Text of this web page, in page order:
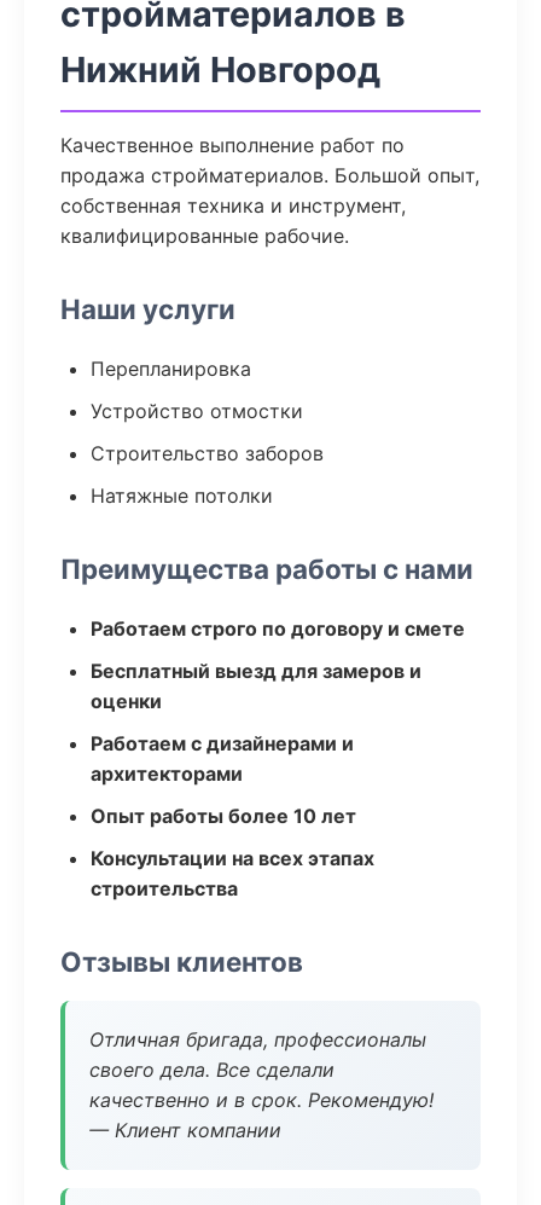
стройматериалов в
Нижний Новгород
Качественное выполнение работ по
продажа стройматериалов. Большой опыт,
собственная техника и инструмент,
квалифицированные рабочие.
Наши услуги
Перепланировка
Устройство отмостки
Строительство заборов
Натяжные потолки
Преимущества работы с нами
Работаем строго по договору и смете
Бесплатный выезд для замеров и
оценки
Работаем с дизайнерами и
архитекторами
Опыт работы более 10 лет
Консультации на всех этапах
строительства
Отзывы клиентов
Отличная бригада, профессионалы
своего дела. Все сделали
качественно и в срок. Рекомендую!
— Клиент компании